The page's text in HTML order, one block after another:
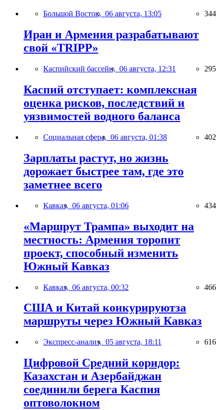
Большой Восток, 06 августа, 13:05 344
Иран и Армения разрабатывают
свой «TRIPP»
Каспийский бассейн, 06 августа, 12:31 295
Каспий отступает: комплексная
оценка рисков, последствий и
уязвимостей водного баланса
Социальная сфера, 06 августа, 01:38 402
Зарплаты растут, но жизнь
дорожает быстрее там, где это
заметнее всего
Кавказ, 06 августа, 01:06 434
«Маршрут Трампа» выходит на
местность: Армения торопит
проект, способный изменить
Южный Кавказ
Кавказ, 06 августа, 00:32 466
США и Китай конкурируютза
маршруты через Южный Кавказ
Экспресс-анализ, 05 августа, 18:11 616
Цифровой Средний коридор:
Казахстан и Азербайджан
соединили берега Каспия
оптоволокном